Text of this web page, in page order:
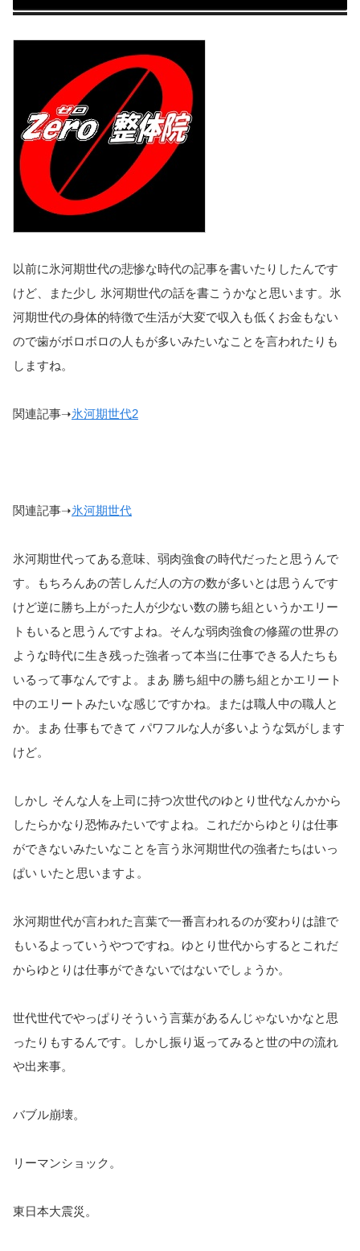
以前に氷河期世代の悲惨な時代の記事を書いたりしたんです
けど、
また少し 氷河期世代の話を書こうかなと思います。氷
河期世代の身体的特徴で生活が大変で収入も低くお金もない
ので歯がボロボロの人もが多いみたいなことを言われた りも
しますね。
関連記事➝氷河期世代2
関連記事➝氷河期世代
氷河期世代ってある意味、弱肉強食の時代だったと思うんで
す。
もちろんあの苦しんだ人の方の数が多いとは思うんです
けど逆に勝ち上がった人が少ない数の勝ち組というかエリー
トもいると思うんですよね。 そんな弱肉強食の修羅の世界の
ような時代に生き残った強者って本当に仕事できる人たちも
いるって事なんですよ。まあ 勝ち組中の勝ち組とかエリート
中のエリートみたいな感じですかね。または職人中の職人と
か。まあ 仕事もできて パワフルな人が多いような気がします
けど。
しかし そんな人を上司に持つ次世代のゆとり世代なんかから
したらかなり恐怖みたいですよね。
これだからゆとりは仕事
ができないみたいなことを言う氷河期世代の強者たちはいっ
ぱい いたと思いますよ。
氷河期世代が言われた言葉で一番言われるのが変わりは誰で
もいるよっていうやつですね。 ゆとり世代からするとこれだ
からゆとりは仕事ができないではないでしょうか。
世代世代でやっぱりそういう言葉があるんじゃないかなと思
ったり もするんです。しかし振り返ってみると世の中の流れ
や出来事。
バブル崩壊。
リーマンショック。
東日本大震災。